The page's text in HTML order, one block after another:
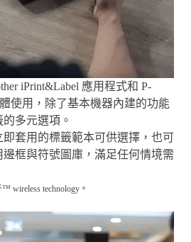
iPrint&Label 應用程式和 P-
使用，除了基本機器內建的功能
多元選項。
套用的標籤範本可供選擇，也可
框與符號圖庫，滿足任何情境需
wireless technology。